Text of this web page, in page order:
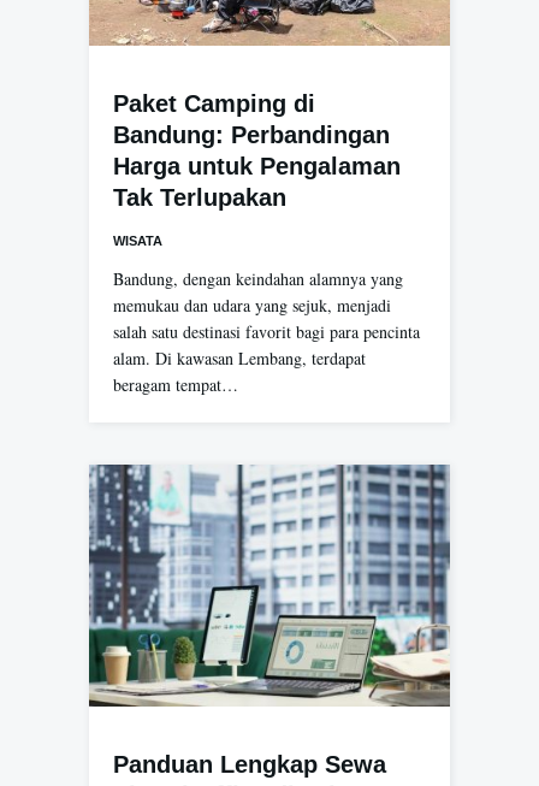
Paket Camping di
Bandung: Perbandingan
Harga untuk Pengalaman
Tak Terlupakan
WISATA
Bandung, dengan keindahan alamnya yang
memukau dan udara yang sejuk, menjadi
salah satu destinasi favorit bagi para pencinta
alam. Di kawasan Lembang, terdapat
beragam tempat…
Panduan Lengkap Sewa